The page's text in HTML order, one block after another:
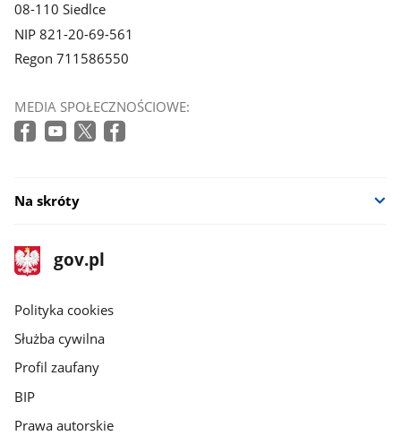
08-110 Siedlce
NIP 821-20-69-561
Regon 711586550
MEDIA SPOŁECZNOŚCIOWE:
Na skróty
stopka
gov.pl
Strona
gov.pl
gov.pl
Polityka cookies
Służba cywilna
Profil zaufany
BIP
Prawa autorskie